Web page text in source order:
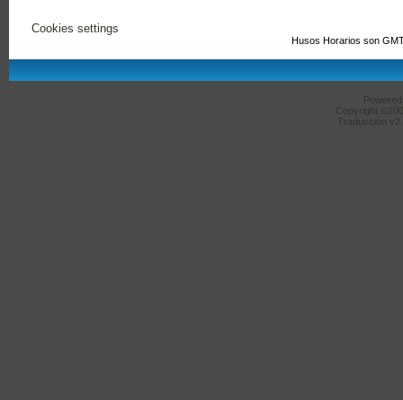
Cookies settings
Husos Horarios son
Copyright
Traducción